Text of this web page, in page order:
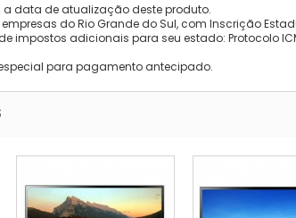
data de atualização deste produto.
do Rio Grande do Sul, com Inscrição
impostos adicionais para seu estado: Protocolo
para pagamento antecipado.